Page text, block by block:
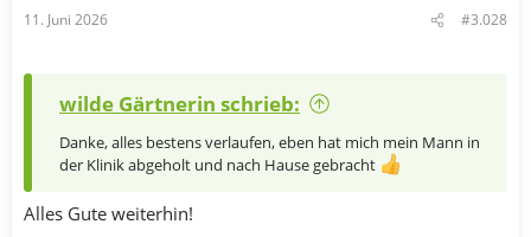
11. Juni 2026 #3.028
wilde Gärtnerin schrieb:
Danke, alles bestens verlaufen, eben hat mich mein Mann in
der Klinik abgeholt und nach Hause gebracht
Alles Gute weiterhin!